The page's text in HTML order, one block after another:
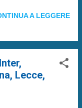
A LEGGERE
Lecce,